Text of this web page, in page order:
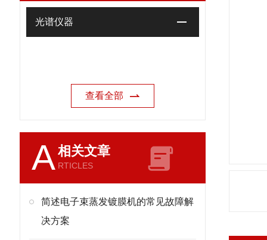
光谱仪器
查看全部
A相关文章
RTICLES
简述电子束蒸发镀膜机的常见故障解
决方案